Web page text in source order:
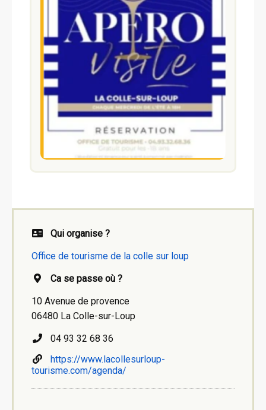
Qui organise ?
Office de tourisme de la colle sur loup
Ca se passe où ?
10 Avenue de provence
06480 La Colle-sur-Loup
04 93 32 68 36
https://www.lacollesurloup-
tourisme.com/agenda/